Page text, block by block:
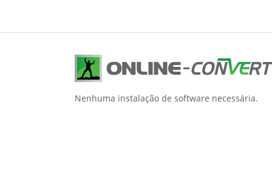
Nenhuma instalação de software necessária.